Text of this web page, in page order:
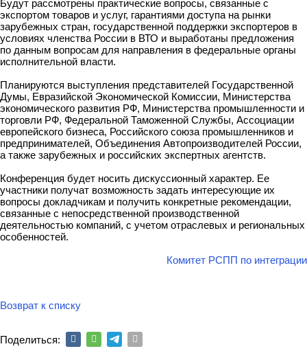
Будут рассмотрены практические вопросы, связанные с
экспортом товаров и услуг, гарантиями доступа на рынки
зарубежных стран, государственной поддержки экспортеров в
условиях членства России в ВТО и выработаны предложения
по данным вопросам для направления в федеральные органы
исполнительной власти.
Планируются выступления представителей Государственной
Думы, Евразийской Экономической Комиссии, Министерства
экономического развития РФ, Министерства промышленности и
торговли РФ, Федеральной Таможенной Службы, Ассоциации
европейского бизнеса, Российского союза промышленников и
предпринимателей, Объединения Автопроизводителей России,
а также зарубежных и российских экспертных агентств.
Конференция будет носить дискуссионный характер. Ее
участники получат возможность задать интересующие их
вопросы докладчикам и получить конкретные рекомендации,
связанные с непосредственной производственной
деятельностью компаний, с учетом отраслевых и региональных
особенностей.
Комитет РСПП по интеграции
Возврат к списку
Поделиться: